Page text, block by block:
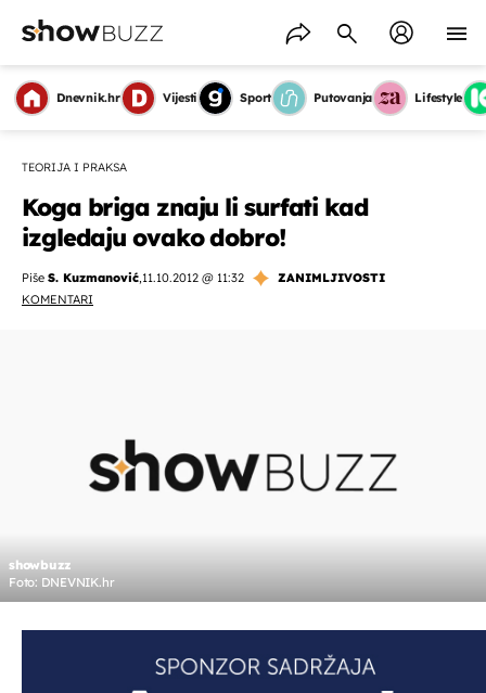
Dnevnik.hr Vijesti Sport Putovanja Lifestyle
TEORIJA I PRAKSA
Koga briga znaju li surfati kad
izgledaju ovako dobro!
Piše S. Kuzmanović,11.10.2012 @ 11:32
ZANIMLJIVOSTI
KOMENTARI
showbuzz
Foto: DNEVNIK.hr